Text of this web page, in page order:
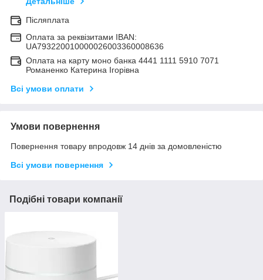
Післяплата
Оплата за реквізитами IBAN:
UA793220010000026003360008636
Оплата на карту моно банка 4441 1111 5910 7071
Романенко Катерина Ігорівна
Всі умови оплати
Умови повернення
Повернення товару впродовж 14 днів за домовленістю
Всі умови повернення
Подібні товари компанії